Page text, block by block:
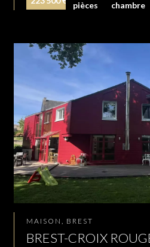
pièces
chambre
MAISON, BREST
BREST-CROIX